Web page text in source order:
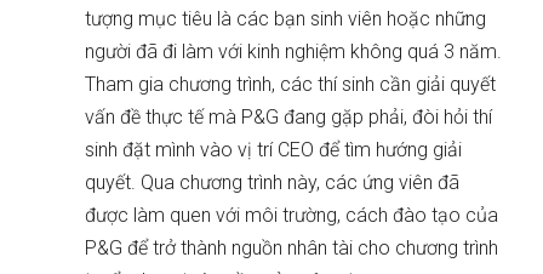
tượng mục tiêu là các bạn sinh viên hoặc những
người đã đi làm với kinh nghiệm không quá 3 năm.
Tham gia chương trình, các thí sinh cần giải quyết
vấn đề thực tế mà P&G đang gặp phải, đòi hỏi thí
sinh đặt mình vào vị trí CEO để tìm hướng giải
quyết. Qua chương trình này, các ứng viên đã
được làm quen với môi trường, cách đào tạo của
P&G để trở thành nguồn nhân tài cho chương trình